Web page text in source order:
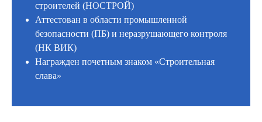
строителей (НОСТРОЙ)
Аттестован в области промышленной
безопасности (ПБ) и неразрушающего контроля
(НК ВИК)
Награжден почетным знаком «Строительная
слава»